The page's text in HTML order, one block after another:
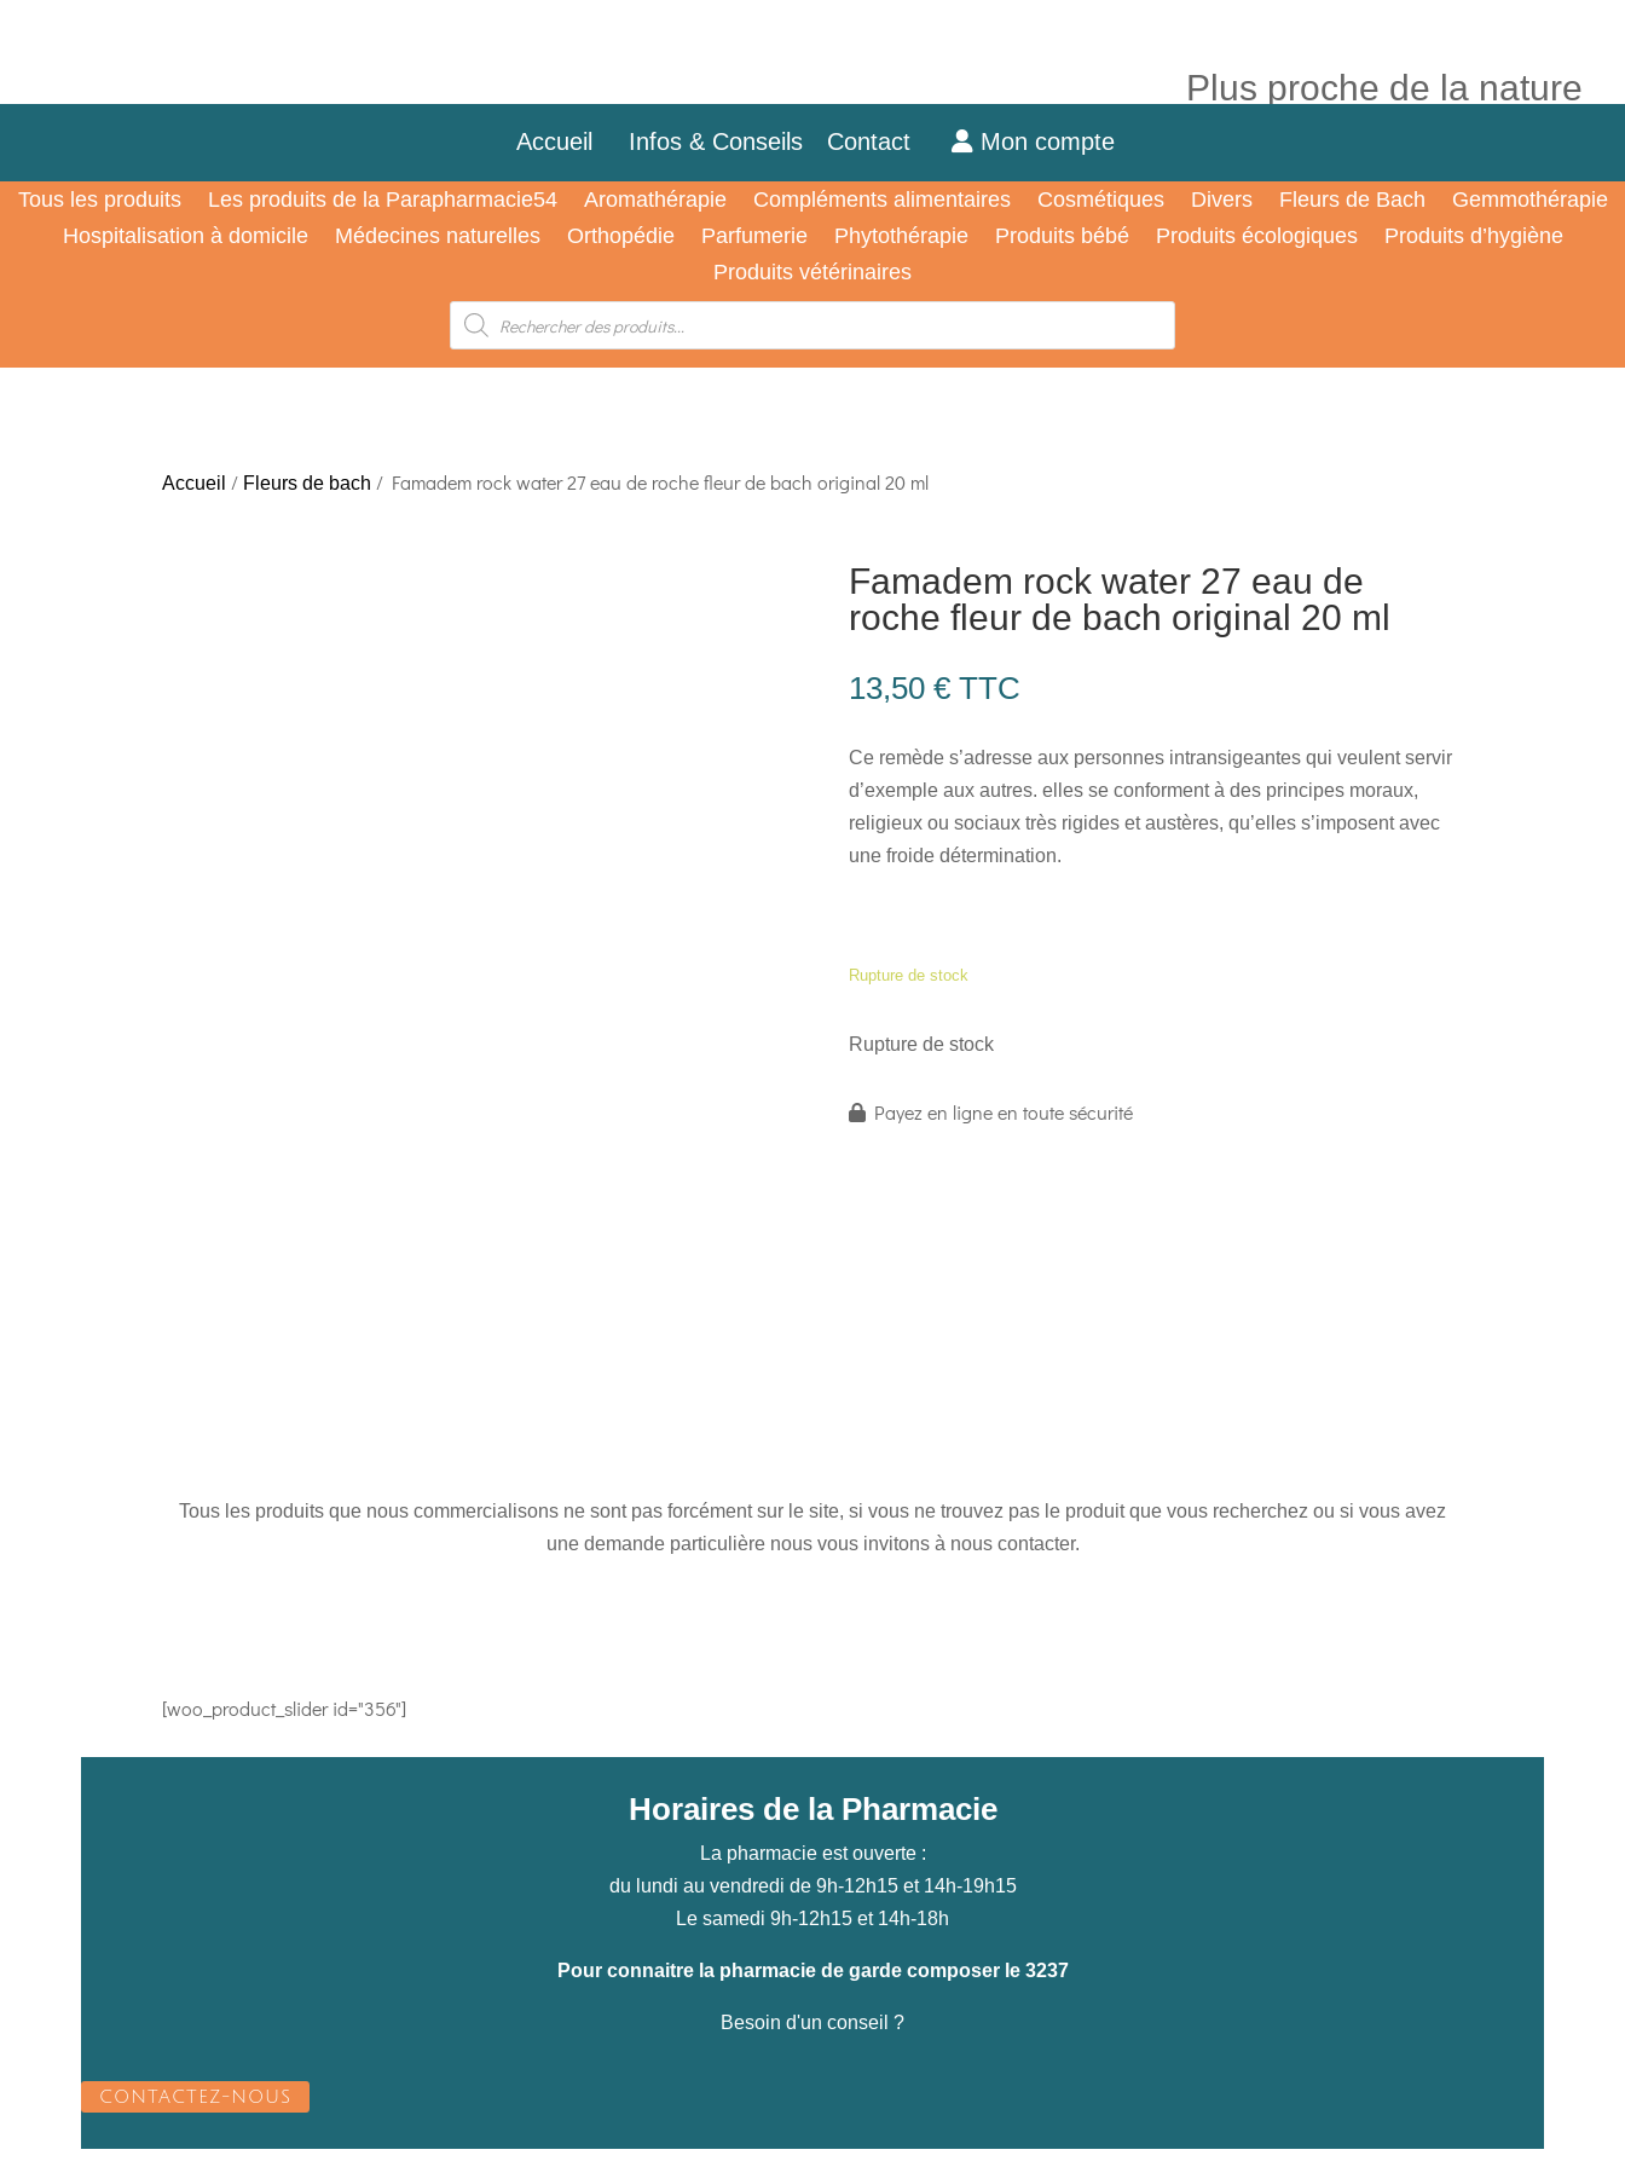
Plus proche de la nature
Accueil Infos & Conseils Contact Mon compte
Tous les produits Les produits de la Parapharmacie54 Aromathérapie Compléments alimentaires Cosmétiques Divers Fleurs de Bach
Gemmothérapie
Hospitalisation à domicile
Médecines naturelles Orthopédie Parfumerie Phytothérapie Produits bébé Produits écologiques
Produits d’hygiène
Produits vétérinaires
Recherche
produits
Accueil / Fleurs de bach / Famadem rock water 27 eau de roche fleur de bach original 20 ml
Famadem rock water 27 eau de
roche fleur de bach original 20 ml
13,50 € TTC
Ce remède s’adresse aux personnes intransigeantes qui veulent servir
d’exemple aux autres. elles se conforment à des principes moraux,
religieux ou sociaux très rigides et austères, qu’elles s’imposent avec
une froide détermination.
Rupture de stock
Rupture de stock
Payez en ligne en toute sécurité
Tous les produits que nous commercialisons ne sont pas forcément sur le site, si vous ne trouvez pas le produit que vous recherchez ou si vous avez
une demande particulière nous vous invitons à nous contacter.
[woo_product_slider id="356"]
Horaires de la Pharmacie
La pharmacie est ouverte :
du lundi au vendredi de 9h-12h15 et 14h-19h15
Le samedi 9h-12h15 et 14h-18h
Pour connaitre la pharmacie de garde composer le 3237
Besoin d'un conseil ?
CONTACTEZ-NOUS